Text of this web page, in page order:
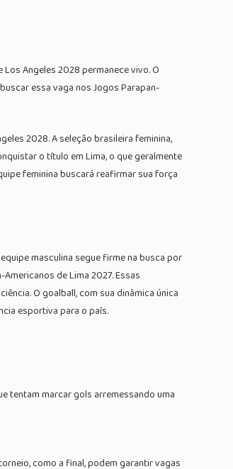
Angeles 2028 permanece vivo. O
essa vaga nos Jogos Parapan-
2028. A seleção brasileira feminina,
o título em Lima, o que geralmente
feminina buscará reafirmar sua força
masculina segue firme na busca por
de Lima 2027. Essas
O goalball, com sua dinâmica única
esportiva para o país.
tentam marcar gols arremessando uma
como a final, podem garantir vagas